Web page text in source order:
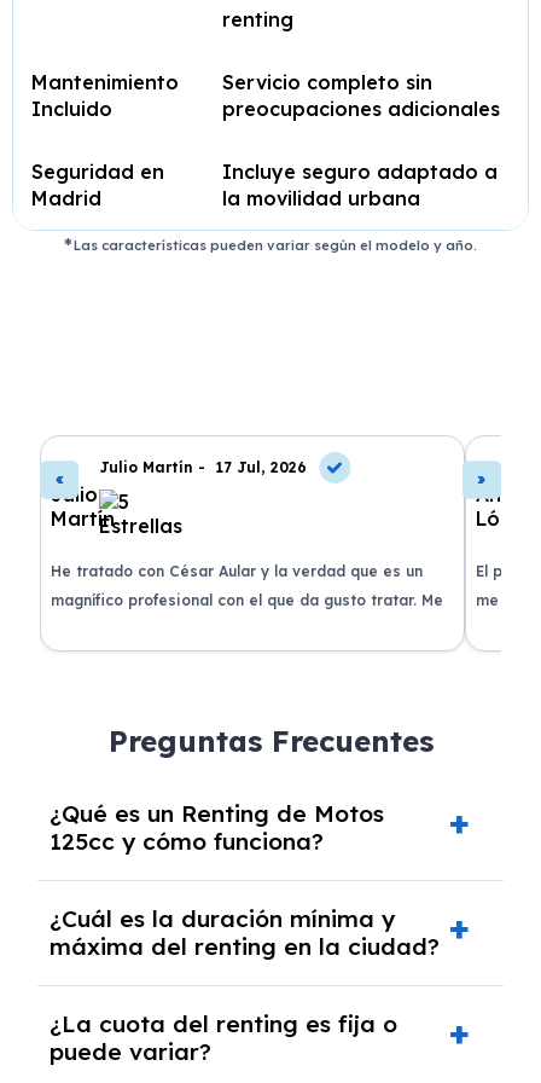
renting
Mantenimiento
Incluido
Servicio completo sin
preocupaciones adicionales
Seguridad en
Madrid
Incluye seguro adaptado a
la movilidad urbana
Las características pueden variar según el modelo y año.
Julio Martín - 17 Jul, 2026
He tratado con César Aular y la verdad que es un
magnífico profesional con el que da gusto tratar. Me
El
me
Preguntas Frecuentes
¿Qué es un Renting de Motos
125cc y cómo funciona?
ElRenting de Motos 125cces una modalidad
de alquiler a medio o largo plazo que permite
cuota mensual que cubre todos los gastos
asociados al vehículo, como reparaciones,
¿Cuál es la duración mínima y
máxima del renting en la ciudad?
La duración de unrenting puede variar entre
2 y 6 años, dependiendo del modelo y del
¿La cuota del renting es fija o
puede variar?